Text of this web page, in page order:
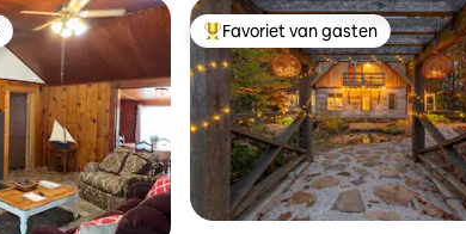
Topfavoriet van gasten
Favoriet van gasten